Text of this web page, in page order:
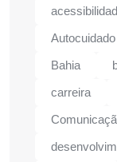
Autocuidado
Bahia
carreira